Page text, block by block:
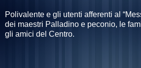
Polivalente e gli utenti afferenti al
dei maestri Palladino e peconio, le
gli amici del Centro.